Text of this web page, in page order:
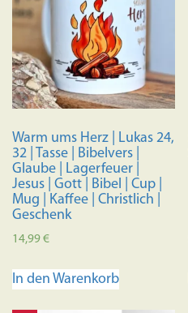
Warm ums Herz | Lukas 24,
32 | Tasse | Bibelvers |
Glaube | Lagerfeuer |
Jesus | Gott | Bibel | Cup |
Mug | Kaffee | Christlich |
Geschenk
14,99€
In den Warenkorb